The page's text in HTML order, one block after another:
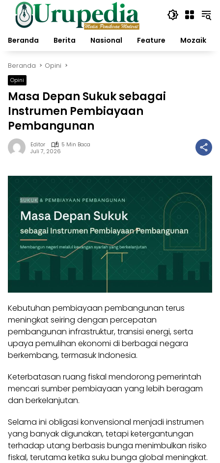
Langsung
konten
Beranda
Berita Nasional Feature Mozaik
Beranda Opini
Opini
Masa Depan Sukuk sebagai
Instrumen Pembiayaan
Pembangunan
Editor
5 Min Baca
Juli 7, 2026
Kebutuhan pembiayaan pembangunan terus
meningkat seiring dengan percepatan
pembangunan infrastruktur, transisi energi, serta
upaya pemulihan ekonomi di berbagai negara
berkembang, termasuk Indonesia.
Keterbatasan ruang fiskal mendorong pemerintah
mencari sumber pembiayaan yang lebih beragam
dan berkelanjutan.
Selama ini obligasi konvensional menjadi instrumen
yang banyak digunakan, tetapi ketergantungan
terhadap utang berbasis bunga menimbulkan risiko
fiskal, terutama ketika suku bunga global meningkat.